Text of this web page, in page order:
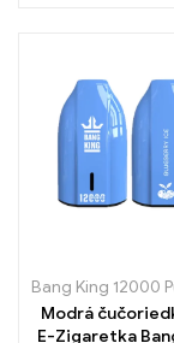
chladný
zážitok
Bang King 12000
Modrá
E-Zigaretka